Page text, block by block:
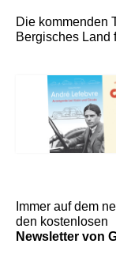
Die kommenden
Bergisches Land
Immer auf dem
den kostenlosen
Newsletter von